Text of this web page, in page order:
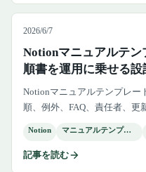
2026/6/7
Notionマニュアルテ
順書を運用に乗せる設
Notionマニュアルテンプレー
順、例外、FAQ、責任者、
Notion マニュアルテンプレート
記事を読む